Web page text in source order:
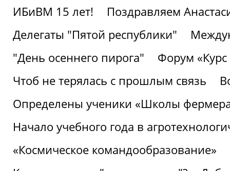
ИБиВМ 15 лет!
Поздравляем
Делегаты "Пятой республики"
"День осеннего пирога"
Форум «Курс
Чтоб не терялась с прошлым связь
Определены ученики «Школы
Начало учебного года в
«Космическое командообразование»